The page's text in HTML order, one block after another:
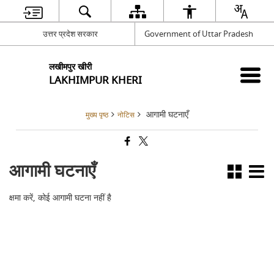
उत्तर प्रदेश सरकार Government of Uttar Pradesh
लखीमपुर खीरी
LAKHIMPUR KHERI
मुख्य पृष्ठ नोटिस आगामी घटनाएँ
आगामी घटनाएँ
क्षमा करें, कोई आगामी घटना नहीं है